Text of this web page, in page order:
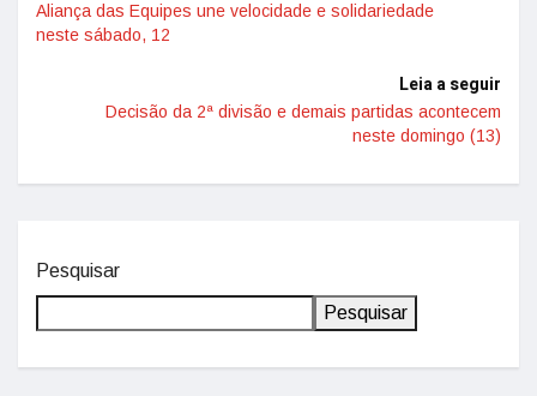
Aliança das Equipes une velocidade e solidariedade
neste sábado, 12
Leia a seguir
Decisão da 2ª divisão e demais partidas acontecem
neste domingo (13)
Pesquisar
Pesquisar